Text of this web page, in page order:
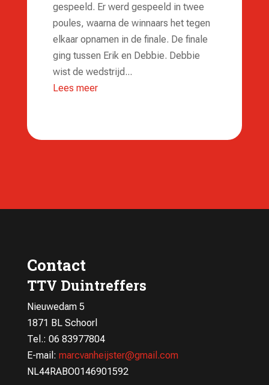
gespeeld. Er werd gespeeld in twee
poules, waarna de winnaars het tegen
elkaar opnamen in de finale. De finale
ging tussen Erik en Debbie. Debbie
wist de wedstrijd...
Lees meer
Contact
TTV Duintreffers
Nieuwedam 5
1871 BL Schoorl
Tel.: 06 83977804
E-mail: marcvanheijster@gmail.com
NL44RABO0146901592